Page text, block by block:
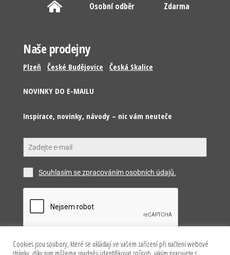
Osobní odběr Zdarma
Naše prodejny
Plzeň České Budějovice Česká Skalice
NOVINKY DO E-MAILU
Inspirace, novinky, návody – nic vám neuteče
Souhlasím se zpracováním osobních údajů.
Odeslat
Cookies jsou soubory, které se ukládají ve vašem zařízení při načtení webové
stránky, díky nim můžeme snadněji identifikovat způsob, jakým pracujete s